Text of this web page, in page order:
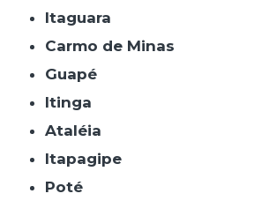
Itaguara
Carmo de Minas
Guapé
Itinga
Ataléia
Itapagipe
Poté